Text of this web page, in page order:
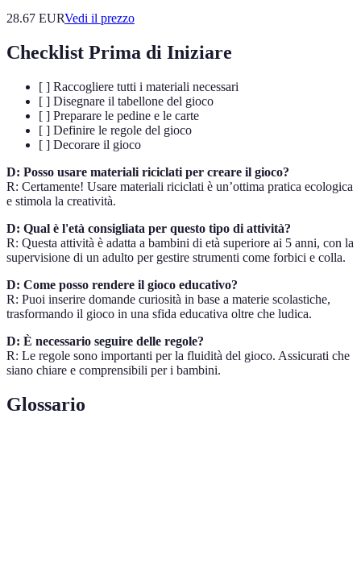
28.67 EURVedi il prezzo
Checklist Prima di Iniziare
[ ] Raccogliere tutti i materiali necessari
[ ] Disegnare il tabellone del gioco
[ ] Preparare le pedine e le carte
[ ] Definire le regole del gioco
[ ] Decorare il gioco
D: Posso usare materiali riciclati per creare il gioco?
R: Certamente! Usare materiali riciclati è un’ottima pratica ecologica
e stimola la creatività.
D: Qual è l'età consigliata per questo tipo di attività?
R: Questa attività è adatta a bambini di età superiore ai 5 anni, con la
supervisione di un adulto per gestire strumenti come forbici e colla.
D: Come posso rendere il gioco educativo?
R: Puoi inserire domande curiosità in base a materie scolastiche,
trasformando il gioco in una sfida educativa oltre che ludica.
D: È necessario seguire delle regole?
R: Le regole sono importanti per la fluidità del gioco. Assicurati che
siano chiare e comprensibili per i bambini.
Glossario